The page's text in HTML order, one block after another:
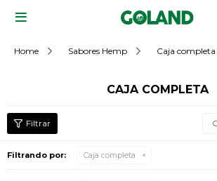

Home Sabores Hemp Caja completa
CAJA COMPLETA
Filtrando por: Caja completa